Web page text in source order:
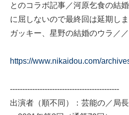
とのコラボ記事／河原乞食の結
に屈しないので最終回は延期し
ガッキー、星野の結婚のウラ／
https://www.nikaidou.com/
--------------------------------------------
出演者（順不同）：芸能の／局